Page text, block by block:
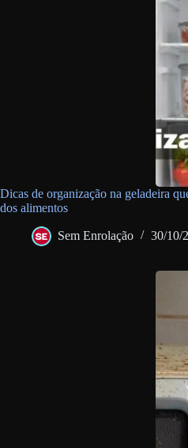
Dicas de organização na geladeira
dos alimentos
Sem Enrolação 30/10/